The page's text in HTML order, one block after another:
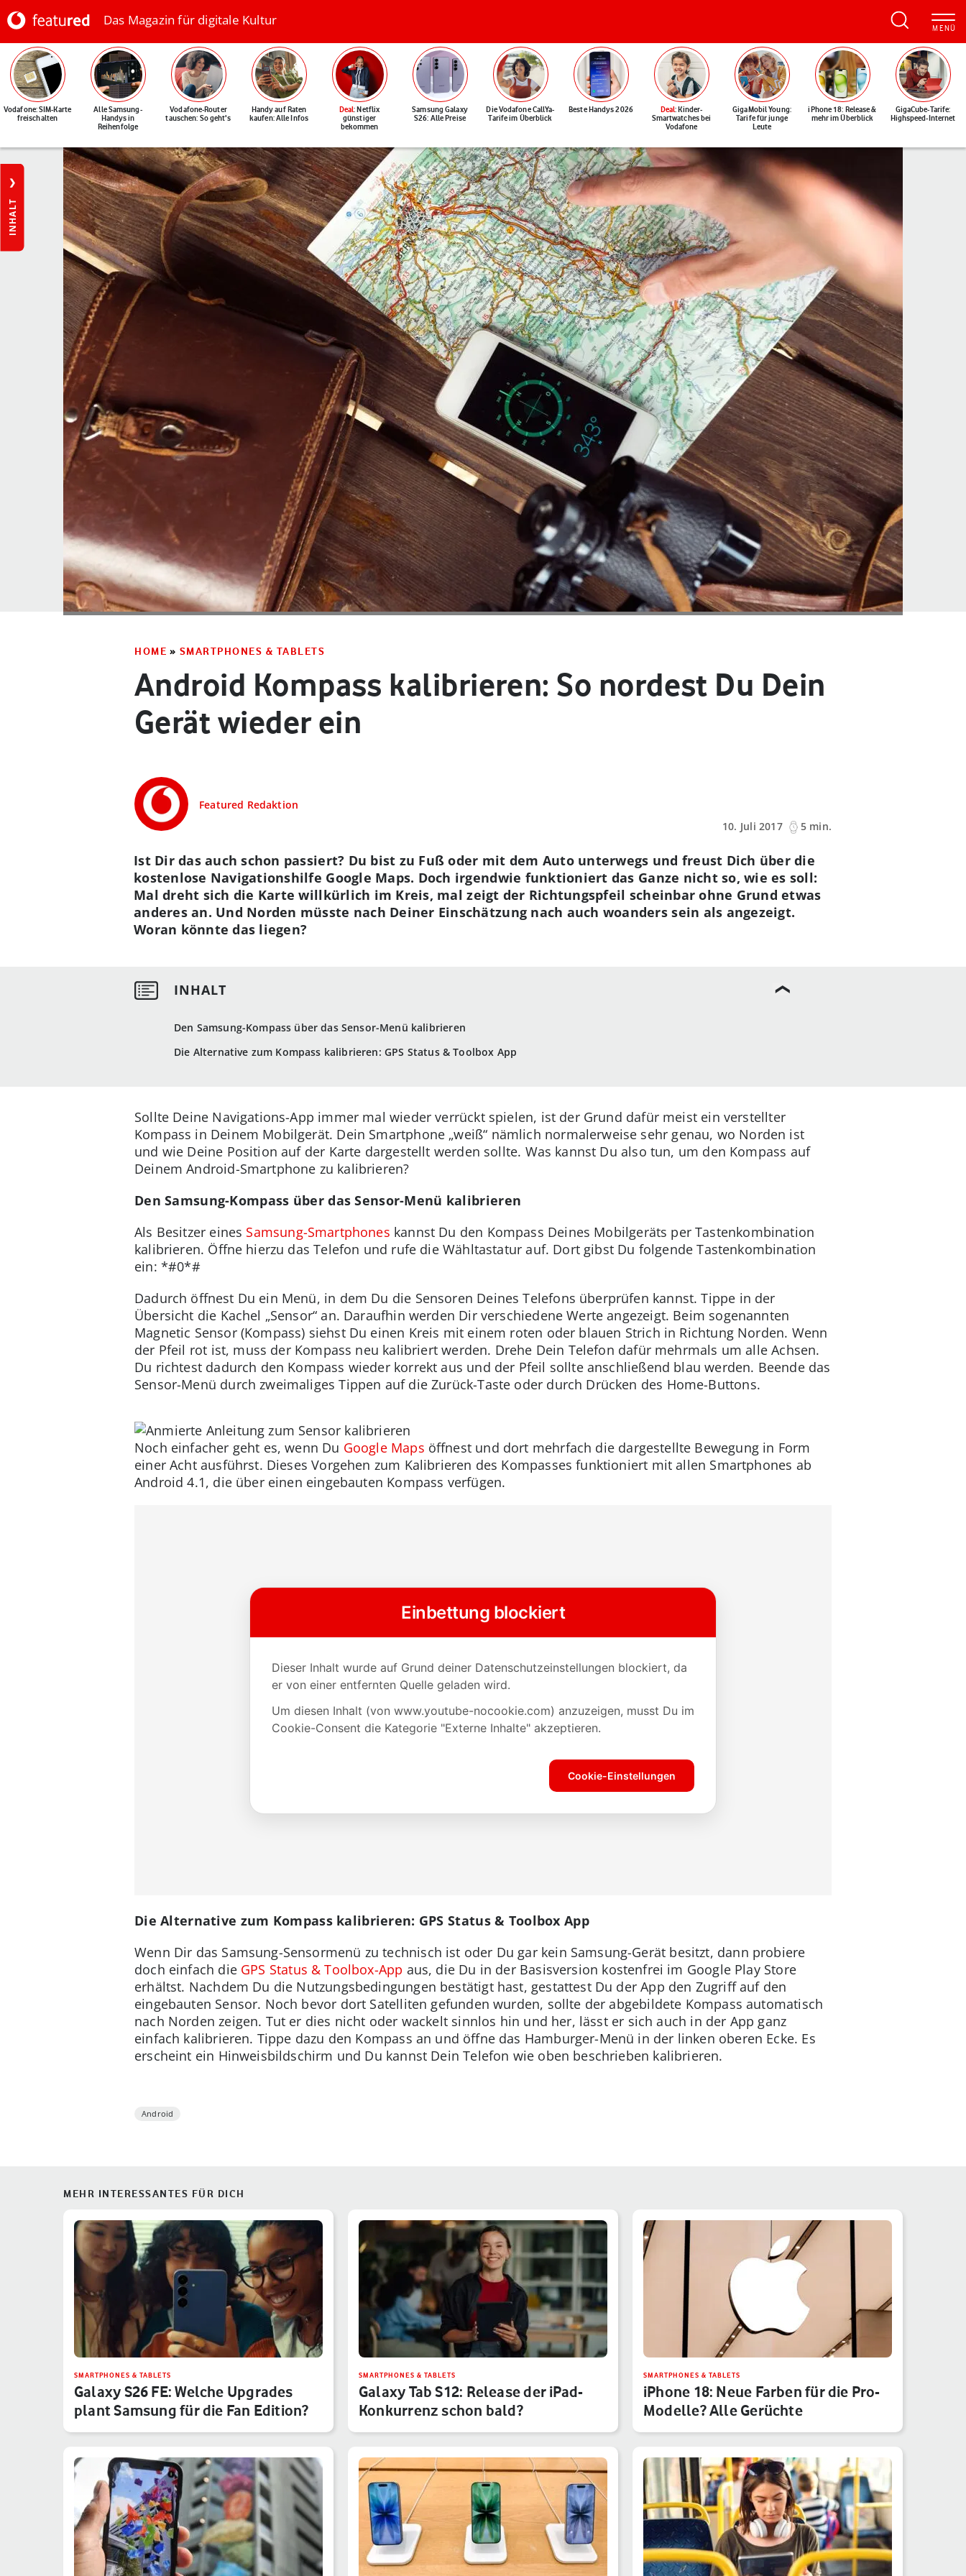
Das Magazin für digitale Kultur
Vodafone: SIM-Karte
freischalten
Alle Samsung-
Handys in
Reihenfolge
Vodafone-Router
tauschen: So geht's
Handy auf Raten
kaufen: Alle Infos
Deal: Netflix
günstiger
bekommen
Samsung Galaxy
S26: Alle Preise
Die Vodafone CallYa-
Tarife im Überblick
Beste Handys 2026 Deal: Kinder-
Smartwatches bei
Vodafone
GigaMobil Young:
Tarife für junge
Leute
iPhone 18: Release &
mehr im Überblick
GigaCube-Tarife:
Highspeed-Internet
INHALT
HOME » SMARTPHONES & TABLETS
Android Kompass kalibrieren: So nordest Du Dein
Gerät wieder ein
Featured Redaktion
10. Juli 2017
5 min.
Den Samsung-Kompass über das Sensor-Menü kalibrieren
Die Alternative zum Kompass kalibrieren: GPS Status & Toolbox App
Ist Dir das auch schon passiert? Du bist zu Fuß oder mit dem Auto unterwegs und freust Dich über die
kostenlose Navigationshilfe Google Maps. Doch irgendwie funktioniert das Ganze nicht so, wie es soll:
Mal dreht sich die Karte willkürlich im Kreis, mal zeigt der Richtungspfeil scheinbar ohne Grund etwas
anderes an. Und Norden müsste nach Deiner Einschätzung nach auch woanders sein als angezeigt.
Woran könnte das liegen?
Sollte Deine Navigations-App immer mal wieder verrückt spielen, ist der Grund dafür meist ein verstellter
Kompass in Deinem Mobilgerät. Dein Smartphone „weiß“ nämlich normalerweise sehr genau, wo Norden ist
und wie Deine Position auf der Karte dargestellt werden sollte. Was kannst Du also tun, um den Kompass auf
Deinem Android-Smartphone zu kalibrieren?
Den Samsung-Kompass über das Sensor-Menü kalibrieren
Als Besitzer eines Samsung-Smartphones kannst Du den Kompass Deines Mobilgeräts per Tastenkombination
kalibrieren. Öffne hierzu das Telefon und rufe die Wähltastatur auf. Dort gibst Du folgende Tastenkombination
ein: *#0*#
Dadurch öffnest Du ein Menü, in dem Du die Sensoren Deines Telefons überprüfen kannst. Tippe in der
Übersicht die Kachel „Sensor“ an. Daraufhin werden Dir verschiedene Werte angezeigt. Beim sogenannten
Magnetic Sensor (Kompass) siehst Du einen Kreis mit einem roten oder blauen Strich in Richtung Norden. Wenn
der Pfeil rot ist, muss der Kompass neu kalibriert werden. Drehe Dein Telefon dafür mehrmals um alle Achsen.
Du richtest dadurch den Kompass wieder korrekt aus und der Pfeil sollte anschließend blau werden. Beende das
Sensor-Menü durch zweimaliges Tippen auf die Zurück-Taste oder durch Drücken des Home-Buttons.
Noch einfacher geht es, wenn Du Google Maps öffnest und dort mehrfach die dargestellte Bewegung in Form
einer Acht ausführst. Dieses Vorgehen zum Kalibrieren des Kompasses funktioniert mit allen Smartphones ab
Android 4.1, die über einen eingebauten Kompass verfügen.
Die Alternative zum Kompass kalibrieren: GPS Status & Toolbox App
Wenn Dir das Samsung-Sensormenü zu technisch ist oder Du gar kein Samsung-Gerät besitzt, dann probiere
doch einfach die GPS Status & Toolbox-App aus, die Du in der Basisversion kostenfrei im Google Play Store
erhältst. Nachdem Du die Nutzungsbedingungen bestätigt hast, gestattest Du der App den Zugriff auf den
eingebauten Sensor. Noch bevor dort Satelliten gefunden wurden, sollte der abgebildete Kompass automatisch
nach Norden zeigen. Tut er dies nicht oder wackelt sinnlos hin und her, lässt er sich auch in der App ganz
einfach kalibrieren. Tippe dazu den Kompass an und öffne das Hamburger-Menü in der linken oberen Ecke. Es
erscheint ein Hinweisbildschirm und Du kannst Dein Telefon wie oben beschrieben kalibrieren.
Android
MEHR INTERESSANTES FÜR DICH
SMARTPHONES & TABLETS
Galaxy S26 FE: Welche Upgrades
plant Samsung für die Fan Edition?
SMARTPHONES & TABLETS
Galaxy Tab S12: Release der iPad-
Konkurrenz schon bald?
SMARTPHONES & TABLETS
iPhone 18: Neue Farben für die Pro-
Modelle? Alle Gerüchte